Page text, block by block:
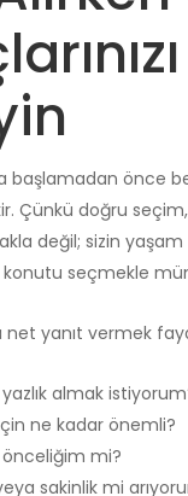
başlamadan önce
Çünkü doğru
değil; sizin yaşam
seçmekle
yanıt vermek
almak
ne kadar önemli?
önceliğim mi?
sakinlik mi